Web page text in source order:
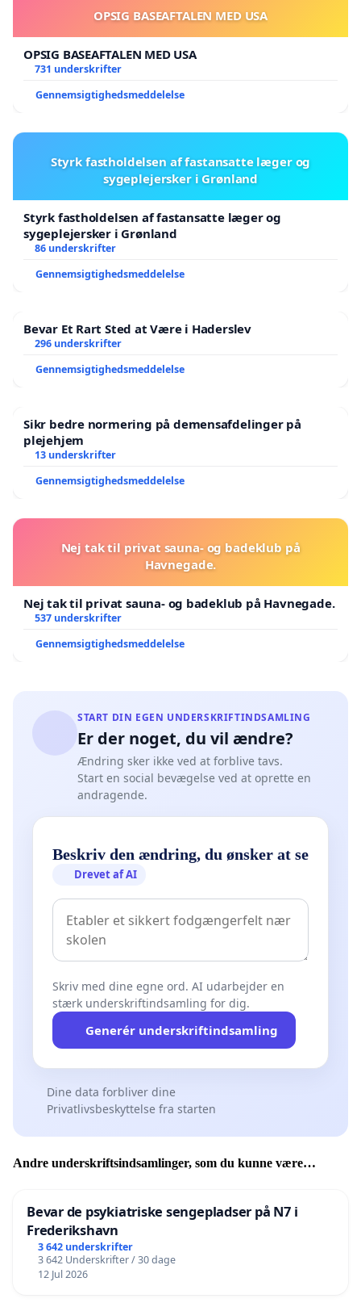
OPSIG BASEAFTALEN MED USA
OPSIG BASEAFTALEN MED USA
731 underskrifter
Gennemsigtighedsmeddelelse
Styrk fastholdelsen af fastansatte læger og
sygeplejersker i Grønland
Styrk fastholdelsen af fastansatte læger og
sygeplejersker i Grønland
86 underskrifter
Gennemsigtighedsmeddelelse
Bevar Et Rart Sted at Være i Haderslev
296 underskrifter
Gennemsigtighedsmeddelelse
Sikr bedre normering på demensafdelinger på
plejehjem
13 underskrifter
Gennemsigtighedsmeddelelse
Nej tak til privat sauna- og badeklub på
Havnegade.
Nej tak til privat sauna- og badeklub på Havnegade.
537 underskrifter
Gennemsigtighedsmeddelelse
START DIN EGEN UNDERSKRIFTINDSAMLING
Er der noget, du vil ændre?
Ændring sker ikke ved at forblive tavs.
Start en social bevægelse ved at oprette en
andragende.
Beskriv den ændring, du ønsker at se
Drevet af AI
Skriv med dine egne ord. AI udarbejder en
stærk underskriftindsamling for dig.
Generér underskriftindsamling
Dine data forbliver dine
Privatlivsbeskyttelse fra starten
Andre underskriftsindsamlinger, som du kunne være
Bevar de psykiatriske sengepladser på N7 i
Frederikshavn
3 642 underskrifter
3 642 Underskrifter / 30 dage
12 Jul 2026